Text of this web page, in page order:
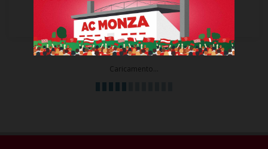
Ammonizioni
Caricamento...